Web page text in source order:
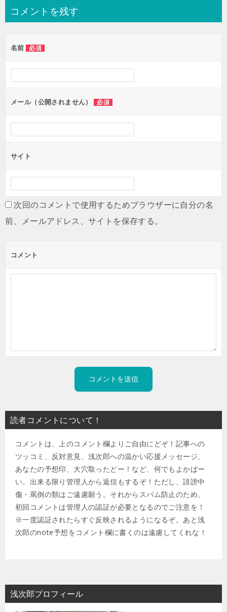
コメントを残す
名前 必須
メール（公開されません） 必須
サイト
次回のコメントで使用するためブラウザーに自分の名
前、メールアドレス、サイトを保存する。
コメント
読者コメントについて！
コメントは、上のコメント欄よりご自由にどぞ！記事への
ツッコミ、反対意見、浅次郎への温かい応援メッセージ、
あなたの予想印、大穴取ったどー！など、何でもよかばー
い。出来る限り管理人から返信もするぞ！ただし、誹謗中
傷・罵倒の類はご遠慮願う。それからスパム防止のため、
初回コメントは管理人の認証が必要となるのでご注意を！
※一度認証されたらすぐ反映されるようになるぞ。あと浅
次郎のnote予想をコメント欄に書くのは遠慮してくれな！
浅次郎プロフィール